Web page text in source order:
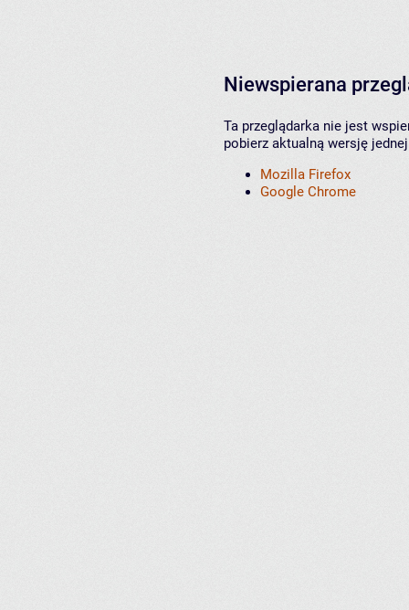
Niewspierana
Ta przeglądarka nie jest
pobierz aktualną wersję
Mozilla Firefox
Google Chrome